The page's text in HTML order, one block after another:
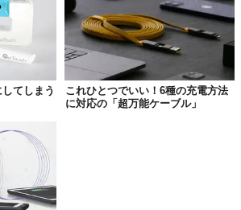
©株式会社CIO
まさにプラグ一体型になったこと。
った充電器でも、ACアダプタとの間にケ
前。ところが、「NovaWave SPOT
に直接接続する完全にケーブルの存在を排
収の手間も減れば、省スペース化だって
てしまう
これひとつでいい！6種の充電方法
に対応の「超万能ケーブル」